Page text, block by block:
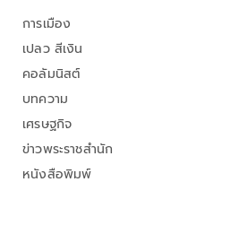
การเมือง
เปลว สีเงิน
คอลัมนิสต์
บทความ
เศรษฐกิจ
ข่าวพระราชสำนัก
หนังสือพิมพ์